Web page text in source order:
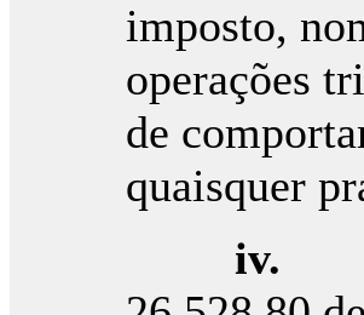
imposto,
operações
de
quaisquer